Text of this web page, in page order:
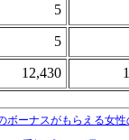
5
5
12,430
ボーナスがもらえる女